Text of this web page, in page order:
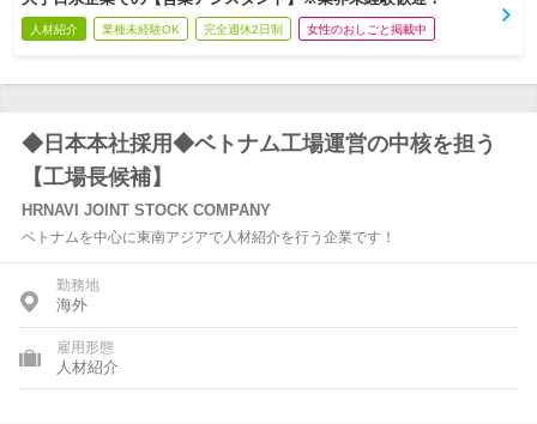
人材紹介 業種未経験OK 完全週休2日制 女性のおしごと掲載中
◆日本本社採用◆ベトナム工場運営の中核を担う
【工場長候補】
HRNAVI JOINT STOCK COMPANY
ベトナムを中心に東南アジアで人材紹介を行う企業です！
勤務地
海外
雇用形態
人材紹介